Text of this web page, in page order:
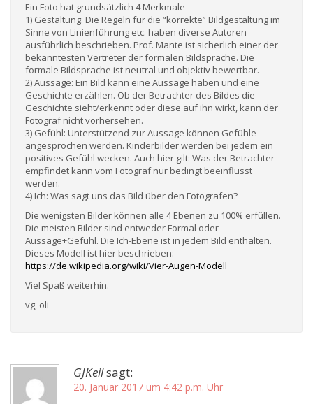
Ein Foto hat grundsätzlich 4 Merkmale
1) Gestaltung: Die Regeln für die “korrekte” Bildgestaltung im
Sinne von Linienführung etc. haben diverse Autoren
ausführlich beschrieben. Prof. Mante ist sicherlich einer der
bekanntesten Vertreter der formalen Bildsprache. Die
formale Bildsprache ist neutral und objektiv bewertbar.
2) Aussage: Ein Bild kann eine Aussage haben und eine
Geschichte erzählen. Ob der Betrachter des Bildes die
Geschichte sieht/erkennt oder diese auf ihn wirkt, kann der
Fotograf nicht vorhersehen.
3) Gefühl: Unterstützend zur Aussage können Gefühle
angesprochen werden. Kinderbilder werden bei jedem ein
positives Gefühl wecken. Auch hier gilt: Was der Betrachter
empfindet kann vom Fotograf nur bedingt beeinflusst
werden.
4) Ich: Was sagt uns das Bild über den Fotografen?
Die wenigsten Bilder können alle 4 Ebenen zu 100% erfüllen.
Die meisten Bilder sind entweder Formal oder
Aussage+Gefühl. Die Ich-Ebene ist in jedem Bild enthalten.
Dieses Modell ist hier beschrieben:
https://de.wikipedia.org/wiki/Vier-Augen-Modell
Viel Spaß weiterhin.
vg, oli
GJKeilsagt:
20. Januar 2017 um 4:42 p.m. Uhr